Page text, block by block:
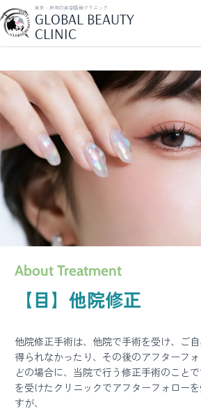
東京・麻布の美容医療クリニック
GLOBAL BEAUTY
CLINIC
About Treatment
【目】他院修正
他院修正手術は、他院で手術を受け、ご
得られなかったり、その後のアフターフ
どの場合に、当院で行う修正手術のこと
を受けたクリニックでアフターフォロー
すが、